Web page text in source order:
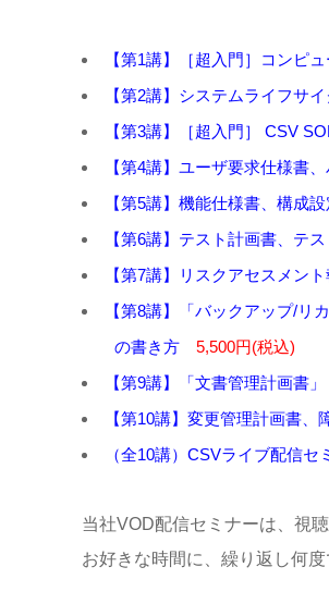
【第1講】［超入門］コンピ
【第2講】システムライフサ
【第3講】［超入門］ CSV
【第4講】ユーザ要求仕様書
【第5講】機能仕様書、構成
【第6講】テスト計画書、テ
【第7講】リスクアセスメン
【第8講】「バックアップ/リ
の書き方
5,500円(税込)
【第9講】「文書管理計画書
【第10講】変更管理計画書
（全10講）CSVライブ配信セ
当社VOD配信セミナーは、視
お好きな時間に、繰り返し何度